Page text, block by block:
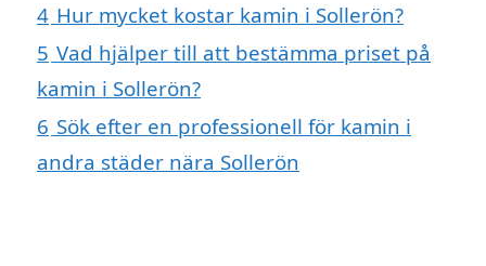
4 Hur mycket kostar kamin i Sollerön?
5 Vad hjälper till att bestämma priset på
kamin i Sollerön?
6 Sök efter en professionell för kamin i
andra städer nära Sollerön